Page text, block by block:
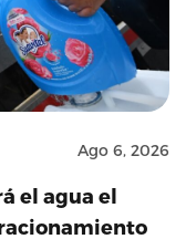
Ago 6, 2026
el agua el